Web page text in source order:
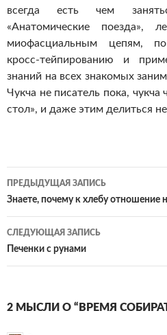
всегда есть чем
«Анатомические поезда»,
миофасциальным цепям, по
кросс-тейпированию и
знаний на всех знакомых
Чукча не писатель пока,
стол», и даже этим делиться
Навигация
по
записям
ПРЕДЫДУЩАЯ ЗАПИСЬ
Знаете, почему к хлебу отношение
СЛЕДУЮЩАЯ ЗАПИСЬ
Печенки с рунами
2 МЫСЛИ О “ВРЕМЯ